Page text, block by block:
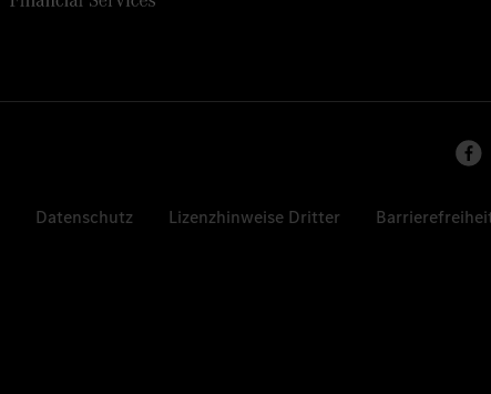
Datenschutz Lizenzhinweise Dritter